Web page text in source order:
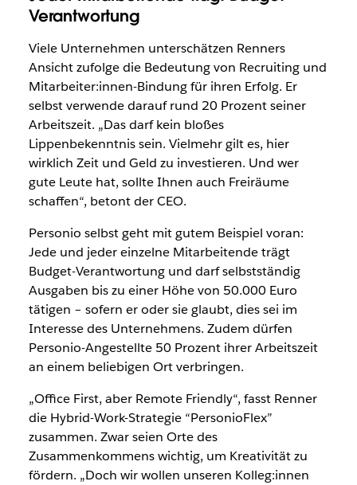
Verantwortung
Viele Unternehmen unterschätzen Renners
Ansicht zufolge die Bedeutung von Recruiting und
Mitarbeiter:innen-Bindung für ihren Erfolg. Er
selbst verwende darauf rund 20 Prozent seiner
Arbeitszeit. „Das darf kein bloßes
Lippenbekenntnis sein. Vielmehr gilt es, hier
wirklich Zeit und Geld zu investieren. Und wer
gute Leute hat, sollte Ihnen auch Freiräume
schaffen“, betont der CEO.
Personio selbst geht mit gutem Beispiel voran:
Jede und jeder einzelne Mitarbeitende trägt
Budget-Verantwortung und darf selbstständig
Ausgaben bis zu einer Höhe von 50.000 Euro
tätigen – sofern er oder sie glaubt, dies sei im
Interesse des Unternehmens. Zudem dürfen
Personio-Angestellte 50 Prozent ihrer Arbeitszeit
an einem beliebigen Ort verbringen.
„Office First, aber Remote Friendly“, fasst Renner
die Hybrid-Work-Strategie “PersonioFlex”
zusammen. Zwar seien Orte des
Zusammenkommens wichtig, um Kreativität zu
fördern. „Doch wir wollen unseren Kolleg:innen